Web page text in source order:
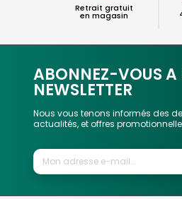
Retrait gratuit
en magasin
ABONNEZ-VOUS A
NEWSLETTER
Nous vous tenons informés des
actualités, et offres